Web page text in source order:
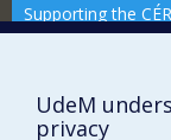
Supporting the
Our Departments and
UdeM
privacy